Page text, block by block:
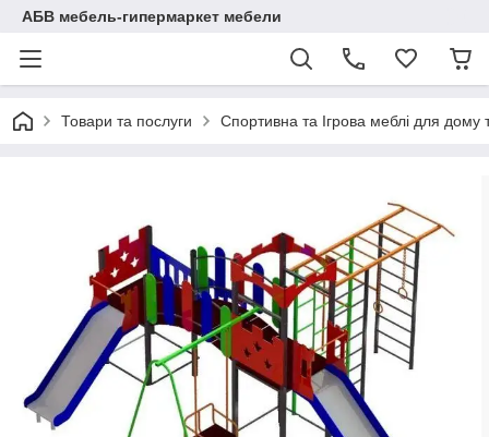
АБВ мебель-гипермаркет мебели
Товари та послуги Спортивна та Ігрова меблі для дому